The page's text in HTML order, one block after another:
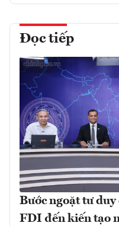
Đọc tiếp
Bước ngoặt tư
FDI đến kiến tạo